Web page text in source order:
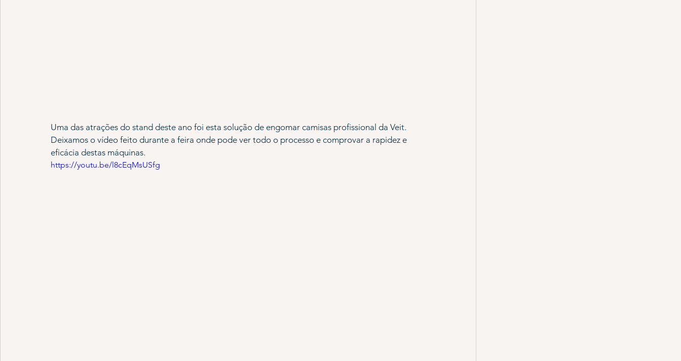
Uma das atrações do stand deste ano foi esta solução de engomar camisas profissional da Veit.
Deixamos o vídeo feito durante a feira onde pode ver todo o processo e comprovar a rapidez e
eficácia destas máquinas.
https://youtu.be/l8cEqMsUSfg